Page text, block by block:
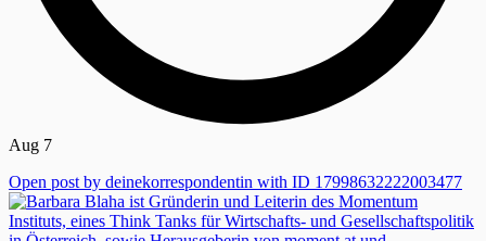
Aug 7
Open post by deinekorrespondentin with ID 17998632222003477